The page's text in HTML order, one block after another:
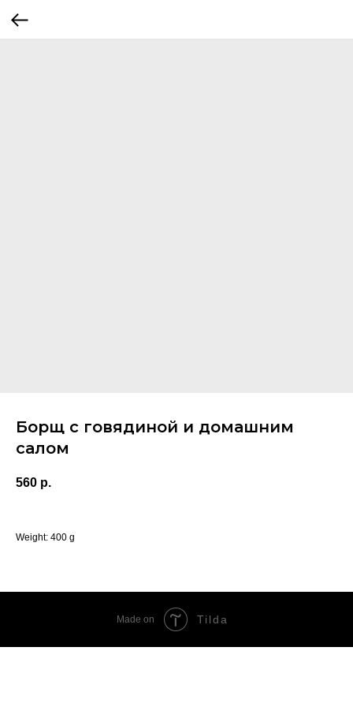
Борщ с говядиной и домашним
салом
560 р.
Weight: 400 g
Made on Tilda